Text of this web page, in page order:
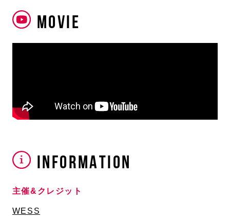
MOVIE
INFORMATION
主催&クレジット
WESS